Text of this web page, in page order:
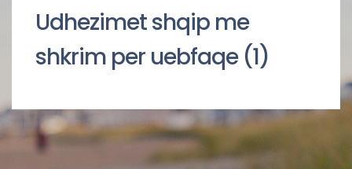
Udhezimet shqip me
shkrim per uebfaqe (1)